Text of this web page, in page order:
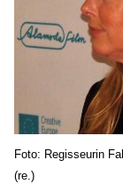
Foto: Regisseurin
(re.)